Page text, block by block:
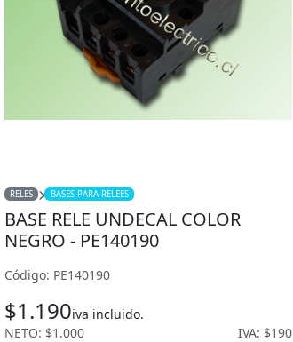
RELES BASES PARA RELEES
BASE RELE UNDECAL COLOR
NEGRO - PE140190
Código: PE140190
$1.190iva incluido.
NETO: $1.000
IVA: $190